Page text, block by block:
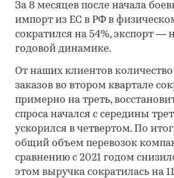
За 8 месяцев после начала
импорт из ЕС в РФ в
сократился на 54%, экспорт —
годовой динамике.
От наших клиентов
заказов во втором квартале
примерно на треть,
спроса начался c середины
ускорился в четвертом. По
общий объем перевозок
сравнению с 2021 годом
этом выручка сократилась на